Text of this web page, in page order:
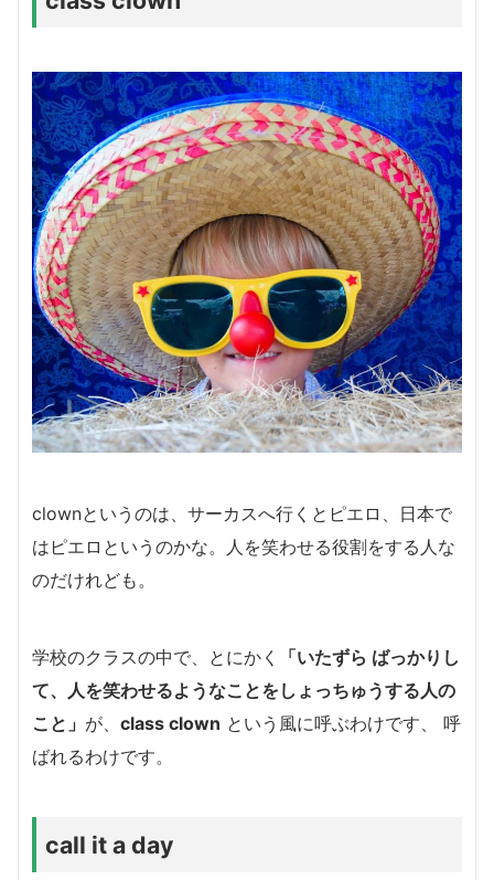
clownというのは、サーカスへ行くとピエロ、日本で
はピエロというのかな。 人を笑わせる役割をする人な
のだけれども。
学校のクラスの中で、とにかく
「いたずら ばっかりし
て、人を笑わせるようなことをしょっちゅうする人の
こと」 が、 class clown という風に呼ぶわけです、 呼
ばれるわけです。
call it a day